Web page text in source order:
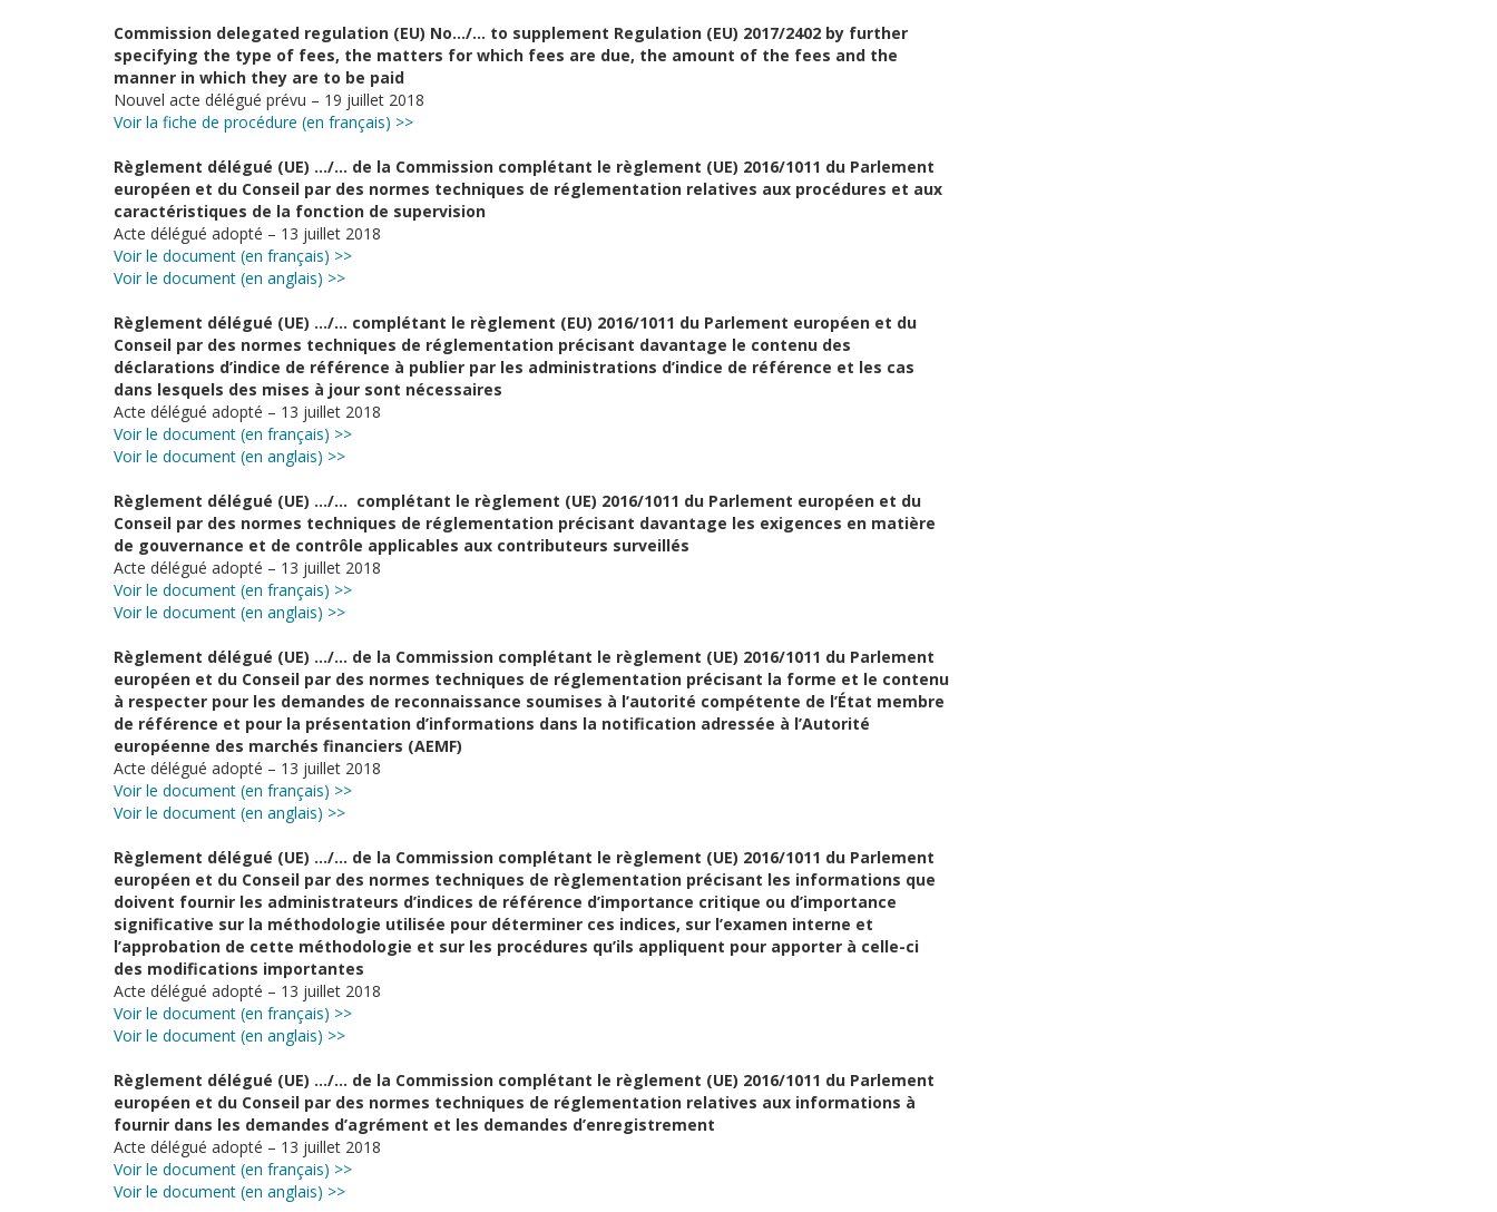
Commission delegated regulation (EU) No…/… to supplement Regulation (EU) 2017/2402 by further
specifying the type of fees, the matters for which fees are due, the amount of the fees and the
manner in which they are to be paid
Nouvel acte délégué prévu – 19 juillet 2018
Voir la fiche de procédure (en français) >>
Règlement délégué (UE) …/… de la Commission complétant le règlement (UE) 2016/1011 du Parlement
européen et du Conseil par des normes techniques de réglementation relatives aux procédures et aux
caractéristiques de la fonction de supervision
Acte délégué adopté – 13 juillet 2018
Voir le document (en français) >>
Voir le document (en anglais) >>
Règlement délégué (UE) …/… complétant le règlement (EU) 2016/1011 du Parlement européen et du
Conseil par des normes techniques de réglementation précisant davantage le contenu des
déclarations d’indice de référence à publier par les administrations d’indice de référence et les cas
dans lesquels des mises à jour sont nécessaires
Acte délégué adopté – 13 juillet 2018
Voir le document (en français) >>
Voir le document (en anglais) >>
Règlement délégué (UE) …/… complétant le règlement (UE) 2016/1011 du Parlement européen et du
Conseil par des normes techniques de réglementation précisant davantage les exigences en matière
de gouvernance et de contrôle applicables aux contributeurs surveillés
Acte délégué adopté – 13 juillet 2018
Voir le document (en français) >>
Voir le document (en anglais) >>
Règlement délégué (UE) …/… de la Commission complétant le règlement (UE) 2016/1011 du Parlement
européen et du Conseil par des normes techniques de réglementation précisant la forme et le contenu
à respecter pour les demandes de reconnaissance soumises à l’autorité compétente de l’État membre
de référence et pour la présentation d’informations dans la notification adressée à l’Autorité
européenne des marchés financiers (AEMF)
Acte délégué adopté – 13 juillet 2018
Voir le document (en français) >>
Voir le document (en anglais) >>
Règlement délégué (UE) …/… de la Commission complétant le règlement (UE) 2016/1011 du Parlement
européen et du Conseil par des normes techniques de règlementation précisant les informations que
doivent fournir les administrateurs d’indices de référence d’importance critique ou d’importance
significative sur la méthodologie utilisée pour déterminer ces indices, sur l’examen interne et
l’approbation de cette méthodologie et sur les procédures qu’ils appliquent pour apporter à celle-ci
des modifications importantes
Acte délégué adopté – 13 juillet 2018
Voir le document (en français) >>
Voir le document (en anglais) >>
Règlement délégué (UE) …/… de la Commission complétant le règlement (UE) 2016/1011 du Parlement
européen et du Conseil par des normes techniques de réglementation relatives aux informations à
fournir dans les demandes d’agrément et les demandes d’enregistrement
Acte délégué adopté – 13 juillet 2018
Voir le document (en français) >>
Voir le document (en anglais) >>